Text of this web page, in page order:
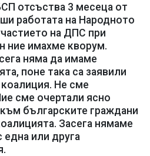
отсъства 3 месеца от
работата на Народното
на ДПС при
ние имахме кворум.
няма да имаме
поне така са заявили
Не сме
сме очертали ясно
българските граждани
Засега нямаме
една или друга